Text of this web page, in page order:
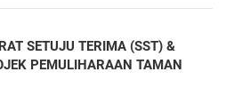
SETUJU TERIMA (SST) &
PEMULIHARAAN TAMAN